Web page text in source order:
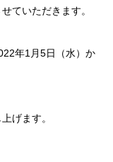
ていただきます。
年1月5日（水）か
げます。